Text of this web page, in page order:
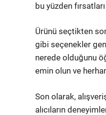
bu yüzden
Ürünü seçtikten
gibi seçenekler
nerede olduğunu
emin olun ve
Son olarak,
alıcıların